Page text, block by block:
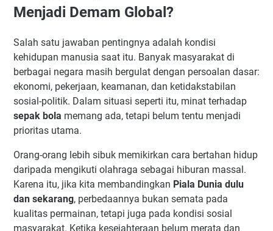
Menjadi Demam Global?
Salah satu jawaban pentingnya adalah kondisi
kehidupan manusia saat itu. Banyak masyarakat di
berbagai negara masih bergulat dengan persoalan dasar:
ekonomi, pekerjaan, keamanan, dan ketidakstabilan
sosial-politik. Dalam situasi seperti itu, minat terhadap
sepak bola memang ada, tetapi belum tentu menjadi
prioritas utama.
Orang-orang lebih sibuk memikirkan cara bertahan hidup
daripada mengikuti olahraga sebagai hiburan massal.
Karena itu, jika kita membandingkan Piala Dunia dulu
dan sekarang, perbedaannya bukan semata pada
kualitas permainan, tetapi juga pada kondisi sosial
masyarakat. Ketika kesejahteraan belum merata dan